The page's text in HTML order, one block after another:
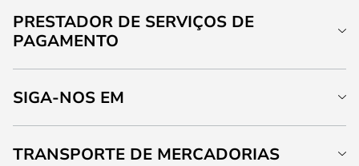
PRESTADOR DE SERVIÇOS DE
PAGAMENTO
SIGA-NOS EM
TRANSPORTE DE MERCADORIAS